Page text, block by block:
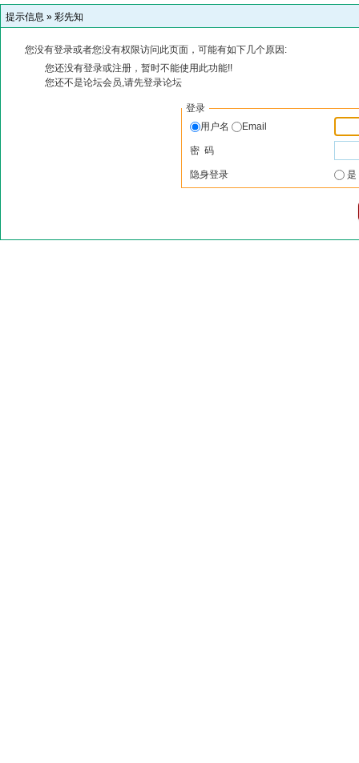
提示信息 » 彩先知
您没有登录或者您没有权限访问此页面，可能有如下几个原因:
您还没有登录或注册，暂时不能使用此功能!!
您还不是论坛会员,请先登录论坛
登录
用户名
Email
密 码
隐身登录